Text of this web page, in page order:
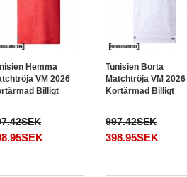
Hemma
VM 2026
Billigt
Tunisien Borta
Matchtröja VM 2026
Kortärmad Billigt
997.42SEK
398.95SEK